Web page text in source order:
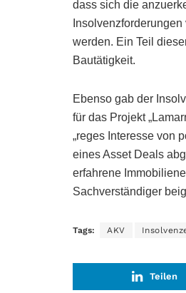
dass sich die
werden. Ein Teil
Bautätigkeit.
Ebenso gab der
für das Projekt
„reges Interesse von
eines Asset Deals
erfahrene
Sachverständiger
Tags: AKV
Teilen